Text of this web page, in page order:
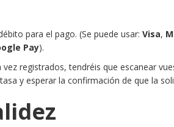
para el pago. (Se puede usar:Visa,
Pay).
vez registrados, tendréis que escanear
y esperar la confirmación de que la